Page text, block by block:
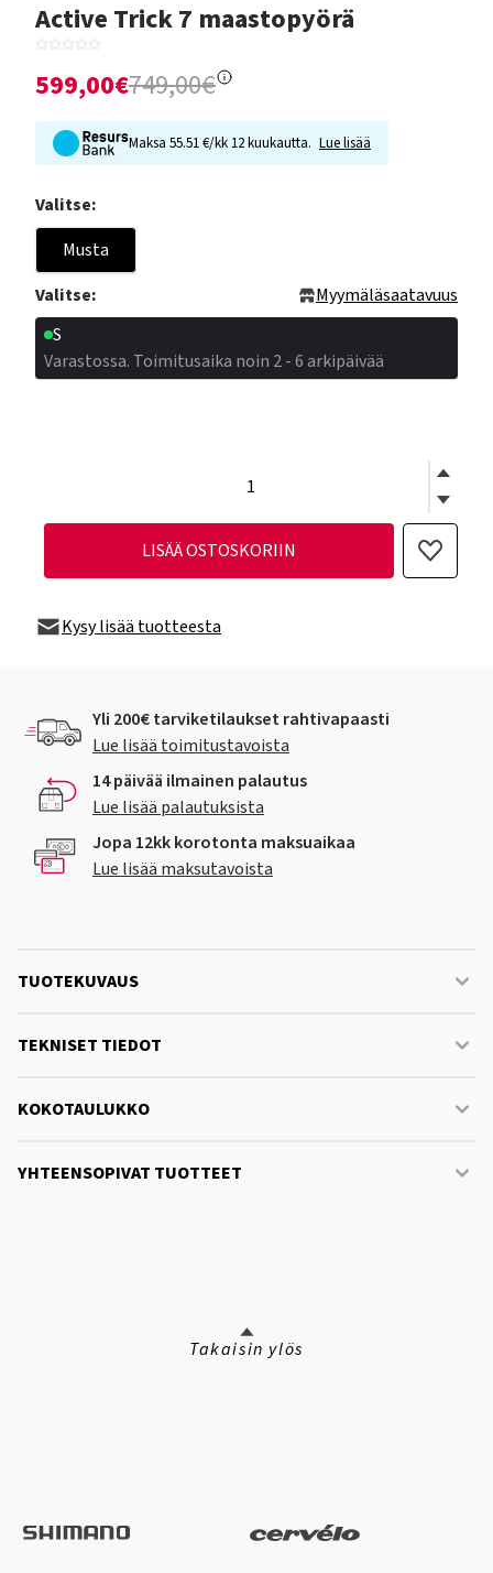
Active Trick 7 maastopyörä
599,00€749,00€
Maksa 55.51 €/kk 12 kuukautta. Lue lisää
Valitse:
Musta
Valitse:
Myymäläsaatavuus
S
Varastossa. Toimitusaika noin 2 - 6 arkipäivää
LISÄÄ OSTOSKORIIN
Kysy lisää tuotteesta
Yli 200€ tarviketilaukset rahtivapaasti
Lue lisää toimitustavoista
14 päivää ilmainen palautus
Lue lisää palautuksista
Jopa 12kk korotonta maksuaikaa
Lue lisää maksutavoista
TUOTEKUVAUS
TEKNISET TIEDOT
KOKOTAULUKKO
YHTEENSOPIVAT TUOTTEET
Takaisin ylös